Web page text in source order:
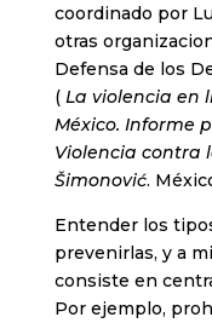
coordinado por
otras
Defensa de los
(La violencia en
México. Informe
Violencia contra
Šimonović.
Entender los
prevenirlas, y a
consiste en
Por ejemplo,